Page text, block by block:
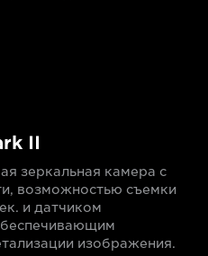
II
зеркальная камера с
возможностью съемки
и датчиком
изображения.